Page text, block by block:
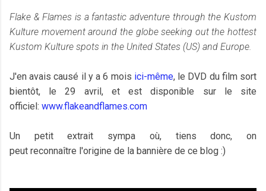
Flake & Flames is a fantastic adventure through the Kustom
Kulture movement around the globe seeking out the hottest
Kustom Kulture spots in the United States (US) and Europe.
J'en avais causé il y a 6 mois ici-même, le DVD du film sort
bientôt, le 29 avril, et est disponible sur le site
officiel: www.flakeandflames.com
Un petit extrait sympa où, tiens donc, on
peut reconnaître l'origine de la bannière de ce blog :)